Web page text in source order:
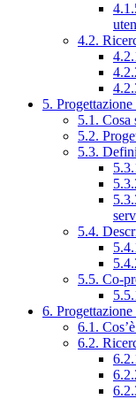
4.2.
5.
5.1. Cosa
5.2.
5.3.
5.4.
5.5. Co-
6.
6.1.
6.2.